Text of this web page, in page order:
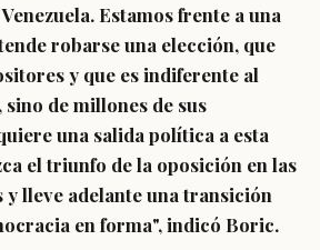
Estamos frente a una
robarse una elección, que
y que es indiferente al
de millones de sus
una salida política a esta
el triunfo de la oposición en las
lleve adelante una transición
en forma", indicó Boric.